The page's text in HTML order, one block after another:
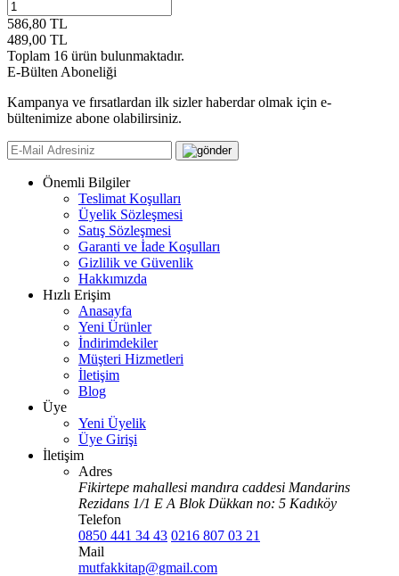
586,80 TL
489,00 TL
Toplam 16 ürün bulunmaktadır.
E-Bülten Aboneliği
Kampanya ve fırsatlardan ilk sizler haberdar olmak için e-
bültenimize abone olabilirsiniz.
Önemli Bilgiler
Teslimat Koşulları
Üyelik Sözleşmesi
Satış Sözleşmesi
Garanti ve İade Koşulları
Gizlilik ve Güvenlik
Hakkımızda
Hızlı Erişim
Anasayfa
Yeni Ürünler
İndirimdekiler
Müşteri Hizmetleri
İletişim
Blog
Üye
Yeni Üyelik
Üye Girişi
İletişim
Adres
Fikirtepe mahallesi mandıra caddesi Mandarins
Rezidans 1/1 E A Blok Dükkan no: 5 Kadıköy
Telefon
0850 441 34 43 0216 807 03 21
Mail
mutfakkitap@gmail.com